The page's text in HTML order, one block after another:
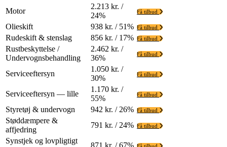
Motor
2.213 kr. /
24%
Få tilbud
Olieskift 938 kr. / 51% Få tilbud
Rudeskift & stenslag 856 kr. / 17% Få tilbud
Rustbeskyttelse /
Undervognsbehandling
2.462 kr. /
36%
Få tilbud
Serviceeftersyn
1.050 kr. /
30%
Få tilbud
Serviceeftersyn — lille
1.170 kr. /
55%
Få tilbud
Styretøj & undervogn 942 kr. / 26% Få tilbud
Støddæmpere &
affjedring
791 kr. / 24% Få tilbud
Synstjek og lovpligtigt
871 kr. / 67%